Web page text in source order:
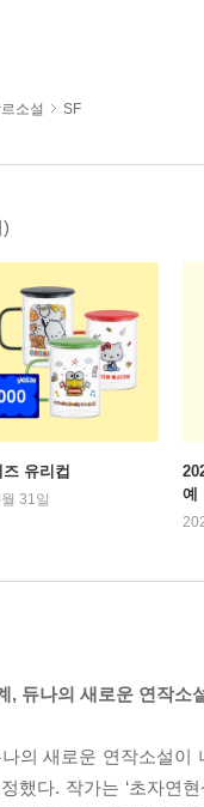
소설 SF
유리컵
31일
예
, 듀나의 새로운 연작소
의 새로운 연작소설
했다. 작가는 ‘초자연